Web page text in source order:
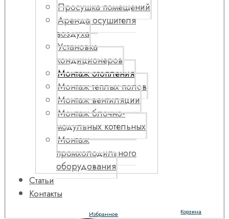
Просушка помещений
Аренда осушителя
воздуха
Установка
кондиционеров
Монтаж отопления
Монтаж теплых полов
Монтаж вентиляции
Монтаж блочно-
модульных котельных
Монтаж
промхолодильного
оборудования
Статьи
Контакты
Корзина
Избранное